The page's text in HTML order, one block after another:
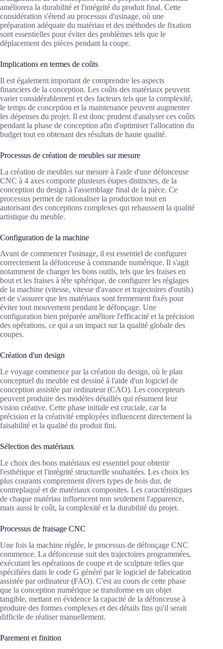
améliorera la durabilité et l'intégrité du produit final. Cette
considération s'étend au processus d'usinage, où une
préparation adéquate du matériau et des méthodes de fixation
sont essentielles pour éviter des problèmes tels que le
déplacement des pièces pendant la coupe.
Implications en termes de coûts
Il est également important de comprendre les aspects
financiers de la conception. Les coûts des matériaux peuvent
varier considérablement et des facteurs tels que la complexité,
le temps de conception et la maintenance peuvent augmenter
les dépenses du projet. Il est donc prudent d'analyser ces coûts
pendant la phase de conception afin d'optimiser l'allocation du
budget tout en obtenant des résultats de haute qualité.
Processus de création de meubles sur mesure
La création de meubles sur mesure à l'aide d'une défonceuse
CNC à 4 axes comporte plusieurs étapes distinctes, de la
conception du design à l'assemblage final de la pièce. Ce
processus permet de rationaliser la production tout en
autorisant des conceptions complexes qui rehaussent la qualité
artistique du meuble.
Configuration de la machine
Avant de commencer l'usinage, il est essentiel de configurer
correctement la défonceuse à commande numérique. Il s'agit
notamment de charger les bons outils, tels que les fraises en
bout et les fraises à tête sphérique, de configurer les réglages
de la machine (vitesse, vitesse d'avance et trajectoires d'outils)
et de s'assurer que les matériaux sont fermement fixés pour
éviter tout mouvement pendant le défonçage. Une
configuration bien préparée améliore l'efficacité et la précision
des opérations, ce qui a un impact sur la qualité globale des
coupes.
Création d'un design
Le voyage commence par la création du design, où le plan
conceptuel du meuble est dessiné à l'aide d'un logiciel de
conception assistée par ordinateur (CAO). Les concepteurs
peuvent produire des modèles détaillés qui résument leur
vision créative. Cette phase initiale est cruciale, car la
précision et la créativité employées influencent directement la
faisabilité et la qualité du produit fini.
Sélection des matériaux
Le choix des bons matériaux est essentiel pour obtenir
l'esthétique et l'intégrité structurelle souhaitées. Les choix les
plus courants comprennent divers types de bois dur, de
contreplaqué et de matériaux composites. Les caractéristiques
de chaque matériau influencent non seulement l'apparence,
mais aussi le coût, la complexité et la durabilité du projet.
Processus de fraisage CNC
Une fois la machine réglée, le processus de défonçage CNC
commence. La défonceuse suit des trajectoires programmées,
exécutant les opérations de coupe et de sculpture telles que
spécifiées dans le code G généré par le logiciel de fabrication
assistée par ordinateur (FAO). C'est au cours de cette phase
que la conception numérique se transforme en un objet
tangible, mettant en évidence la capacité de la défonceuse à
produire des formes complexes et des détails fins qu'il serait
difficile de réaliser manuellement.
Parement et finition